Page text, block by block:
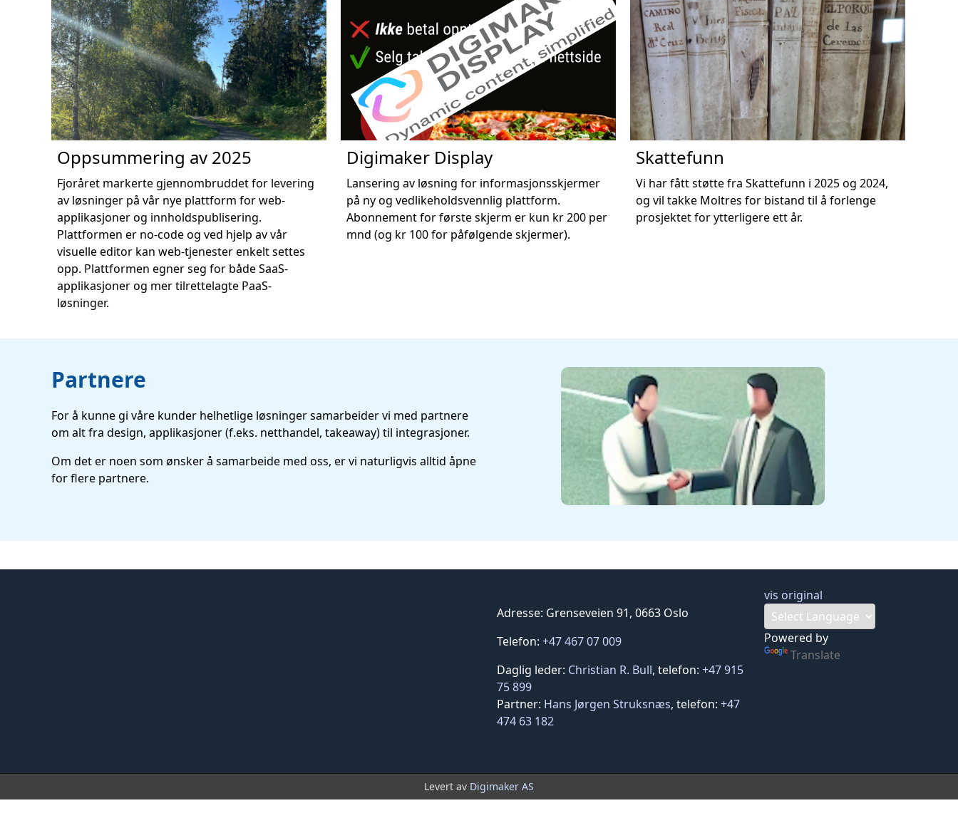
Oppsummering av 2025
Fjoråret markerte gjennombruddet for levering
av løsninger på vår nye plattform for web-
applikasjoner og innholdspublisering.
Plattformen er no-code og ved hjelp av vår
visuelle editor kan web-tjenester enkelt settes
opp. Plattformen egner seg for både SaaS-
applikasjoner og mer tilrettelagte PaaS-
løsninger.
Digimaker Display
Lansering av løsning for informasjonsskjermer
på ny og vedlikeholdsvennlig plattform.
Abonnement for første skjerm er kun kr 200 per
mnd (og kr 100 for påfølgende skjermer).
Skattefunn
Vi har fått støtte fra Skattefunn i 2025 og 2024,
og vil takke Moltres for bistand til å forlenge
prosjektet for ytterligere ett år.
Partnere
For å kunne gi våre kunder helhetlige løsninger samarbeider vi med partnere
om alt fra design, applikasjoner (f.eks. netthandel, takeaway) til integrasjoner.
Om det er noen som ønsker å samarbeide med oss, er vi naturligvis alltid åpne
for flere partnere.
Adresse: Grenseveien 91, 0663 Oslo
Telefon: +47 467 07 009
Daglig leder: Christian R. Bull, telefon: +47 915
75 899
Partner: Hans Jørgen Struksnæs, telefon: +47
474 63 182
vis original
Powered by
Translate
Levert av Digimaker AS